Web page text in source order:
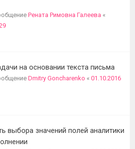
Рената Римовна Галеева «
на основании текста письма
Dmitry Goncharenko « 01.10.2016
выбора значений полей аналитики